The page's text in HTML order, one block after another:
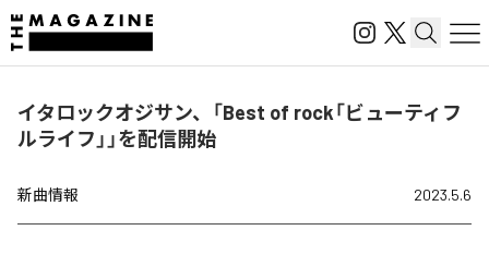
イタロックオジサン、「Best of rock「ビューティフ
ルライフ」」を配信開始
新曲情報 2023.5.6